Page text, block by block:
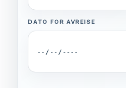
DATO FOR AVREISE